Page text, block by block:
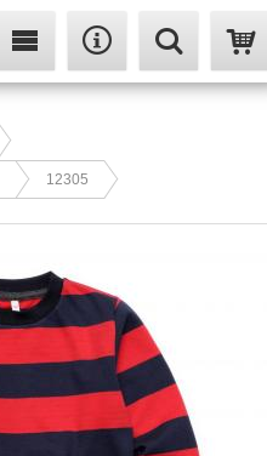
12305